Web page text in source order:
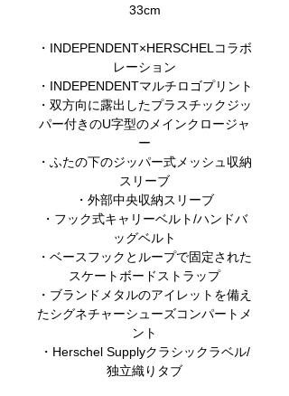
33cm
・INDEPENDENT×HERSCHELコラボ
レーション
・INDEPENDENTマルチロゴプリント
・双方向に露出したプラスチックジッ
パー付きのU字型のメインクロージャ
ー
・ふたの下のジッパー式メッシュ収納
スリーブ
・外部中央収納スリーブ
・フック式キャリーベルト/ハンドバ
ッグベルト
・ベースフックとループで固定された
スケートボードストラップ
・ブランドメタルのアイレットを備え
たシグネチャーシューズコンパートメ
ント
・Herschel Supplyクラシックラベル/
独立織りタブ